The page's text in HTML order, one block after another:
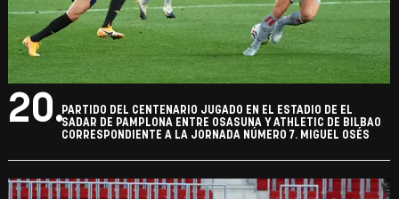
20.PARTIDO DEL CENTENARIO JUGADO EN EL ESTADIO DE EL
SADAR DE PAMPLONA ENTRE OSASUNA Y ATHLETIC DE BILBAO
CORRESPONDIENTE A LA JORNADA NÚMERO 7. MIGUEL OSÉS